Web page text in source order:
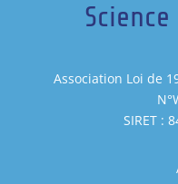
Association Loi de
SIRET :